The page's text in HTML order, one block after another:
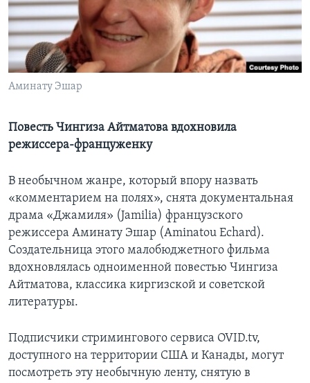
Learning English
СОЦИАЛЬНЫЕ СЕТИ
Языки
Аминату Эшар
Повесть Чингиза Айтматова вдохновила
режиссера-француженку
В необычном жанре, который впору назвать
«комментарием на полях», снята документальная
драма «Джамиля» (Jamilia) французского
режиссера Аминату Эшар (Aminatou Echard).
Создательница этого малобюджетного фильма
вдохновлялась одноименной повестью Чингиза
Айтматова, классика киргизской и советской
литературы.
Подписчики стримингового сервиса OVID.tv,
доступного на территории США и Канады, могут
посмотреть эту необычную ленту, снятую в